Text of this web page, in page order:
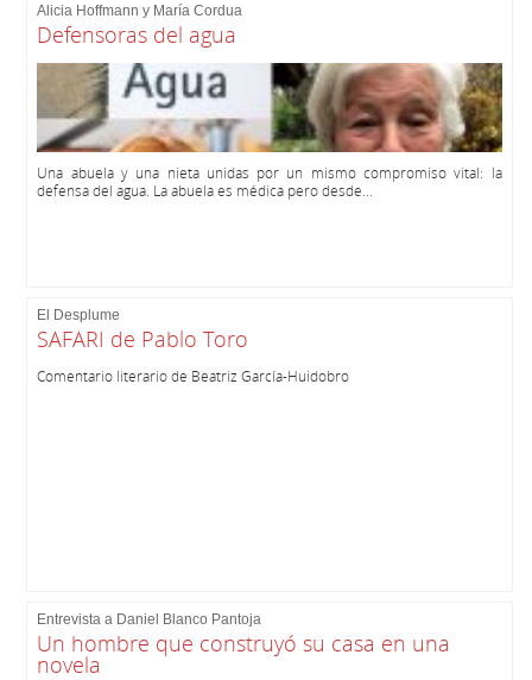
Alicia Hoffmann y María Cordua
Defensoras del agua
Una abuela y una nieta unidas por un mismo compromiso vital: la
defensa del agua. La abuela es médica pero desde...
El Desplume
SAFARI de Pablo Toro
Comentario literario de Beatriz García-Huidobro
Entrevista a Daniel Blanco Pantoja
Un hombre que construyó su casa en una
novela